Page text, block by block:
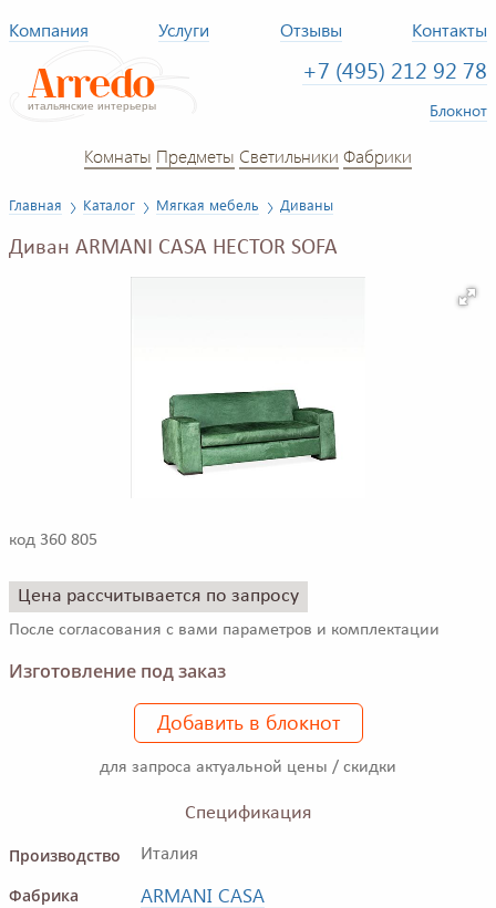
Компания Услуги Отзывы Контакты
+7 (495) 212 92 78
Блокнот
Комнаты Предметы Светильники Фабрики
Главная Каталог Мягкая мебель Диваны
Диван ARMANI CASA HECTOR SOFA
код 360 805
Цена рассчитывается по запросу
После согласования с вами параметров и комплектации
Изготовление под заказ
Добавить в блокнот
для запроса актуальной цены / скидки
Спецификация
Производство
Италия
Фабрика ARMANI CASA